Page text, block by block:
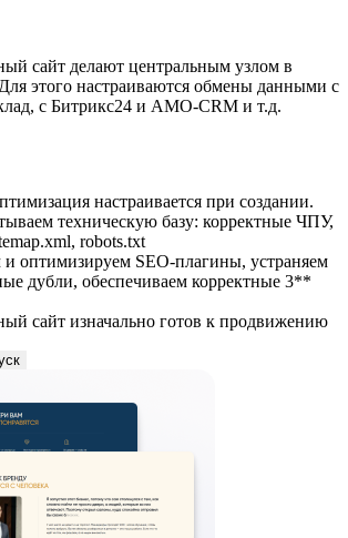
этого настраиваются обмены данными с
с Битрикс24 и АМО-CRM и т.д.
техническую базу: корректные ЧПУ,
robots.txt
оптимизируем SEO-плагины, устраняем
дубли, обеспечиваем корректные 3**
сайт изначально готов к продвижению